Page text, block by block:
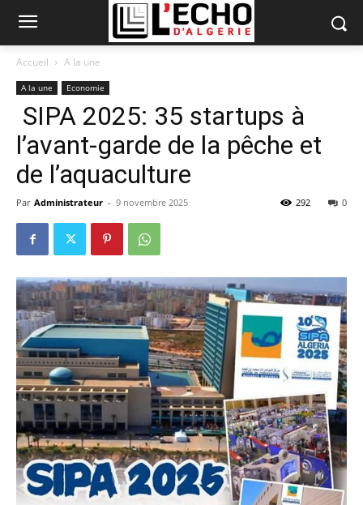
Accueil A la une
A la une Economie
SIPA 2025: 35 startups à
l’avant-garde de la pêche et
de l’aquaculture
Par Administrateur - 9 novembre 2025 0
292